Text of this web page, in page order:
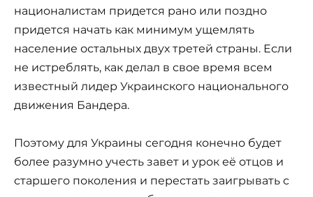
националистам придется рано или поздно
придется начать как минимум ущемлять
население остальных двух третей страны. Если
не истреблять, как делал в свое время всем
известный лидер Украинского национального
движения Бандера.
Поэтому для Украины сегодня конечно будет
более разумно учесть завет и урок её отцов и
старшего поколения и перестать заигрывать с